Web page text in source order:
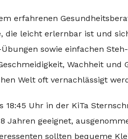
erfahrenen
die leicht erlernbar ist und
sowie einfachen
Wachheit und
Welt oft vernachlässigt
Uhr in der KiTa
Jahren geeignet,
sollten bequeme